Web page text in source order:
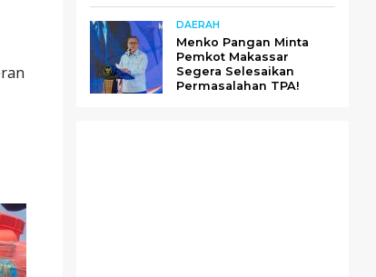
DAERAH
Menko Pangan Minta
Pemkot Makassar
Segera Selesaikan
Permasalahan TPA!